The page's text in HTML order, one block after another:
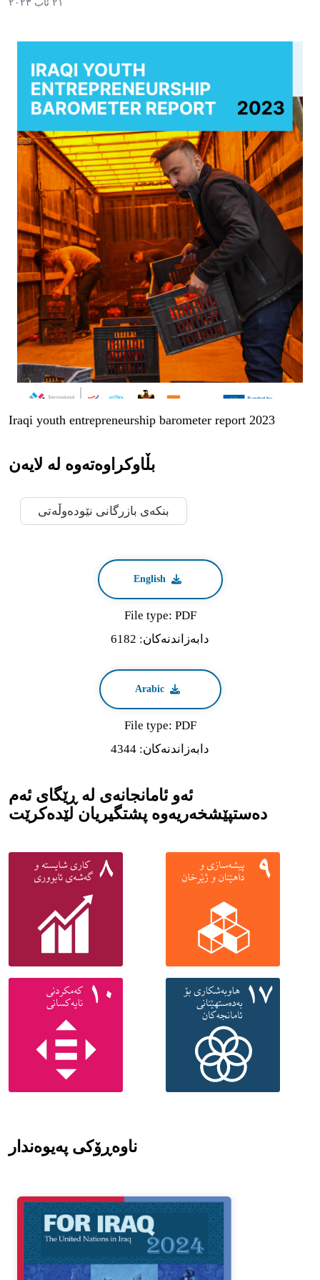
٢١ ئاب ٢٠٢٣
Iraqi youth entrepreneurship barometer report 2023
بڵاوکراوەتەوە لە لایەن
بنكه‌ى بازرگانى نێوده‌وڵه‌تى
English
File type: PDF
دابه‌زاندنه‌كان: 6182
Arabic
File type: PDF
دابه‌زاندنه‌كان: 4344
ئەو ئامانجانەی لە ڕێگای ئەم
دەستپێشخەریەوە پشتگیریان لێدەکرێت
ناوەڕۆکی پەیوەندار